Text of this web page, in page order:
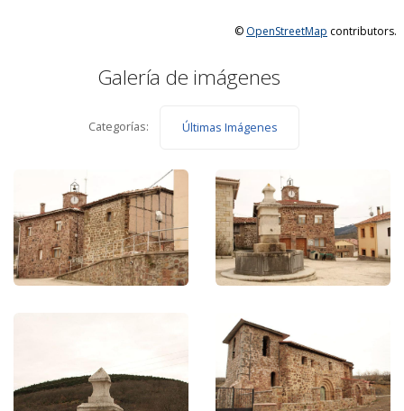
© OpenStreetMap contributors.
Galería de imágenes
Categorías: Últimas Imágenes